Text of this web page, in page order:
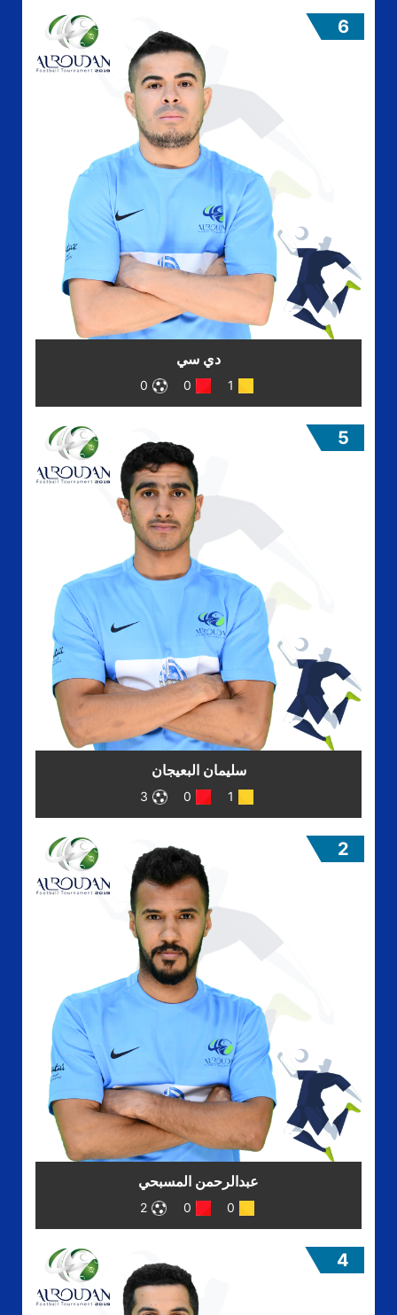
دي سي
1
0
0
6
سليمان البعيجان
1
0
3
5
عبدالرحمن المسبحي
0
0
2
2
4